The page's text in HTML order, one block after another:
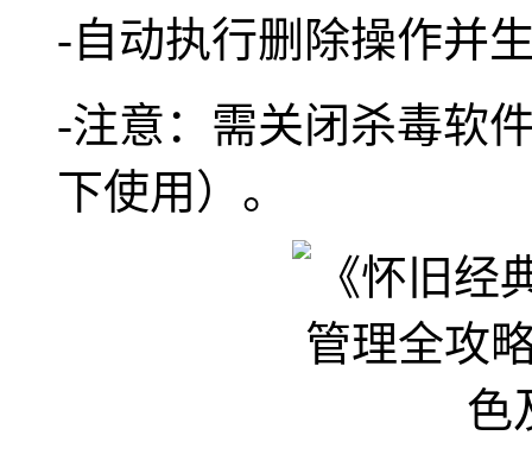
-自动执行删除操作并
-注意：需关闭杀毒软
下使用）。